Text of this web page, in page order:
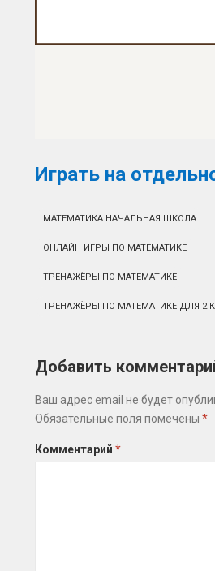
Играть на
МАТЕМАТИКА НАЧАЛЬНАЯ ШКОЛА
ОНЛАЙН ИГРЫ ПО МАТЕМАТИКЕ
ТРЕНАЖЁРЫ ПО МАТЕМАТИКЕ
ТРЕНАЖЁРЫ ПО МАТЕМАТИКЕ ДЛЯ 2
Добавить
Ваш адрес email не будет
Обязательные поля помечены*
Комментарий*